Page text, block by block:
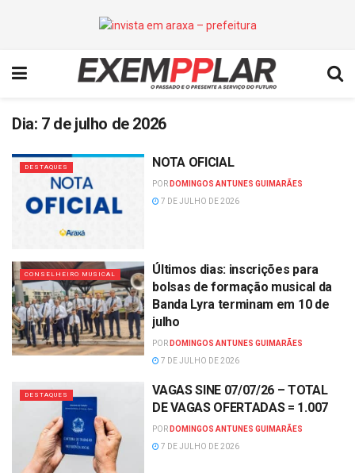
Dia: 7 de julho de 2026
DESTAQUES NOTA OFICIAL
POR DOMINGOS ANTUNES GUIMARÃES
7 DE JULHO DE 2026
CONSELHEIRO MUSICAL
Últimos dias: inscrições para
bolsas de formação musical da
Banda Lyra terminam em 10 de
julho
POR DOMINGOS ANTUNES GUIMARÃES
7 DE JULHO DE 2026
DESTAQUES
VAGAS SINE 07/07/26 – TOTAL
DE VAGAS OFERTADAS = 1.007
POR DOMINGOS ANTUNES GUIMARÃES
7 DE JULHO DE 2026